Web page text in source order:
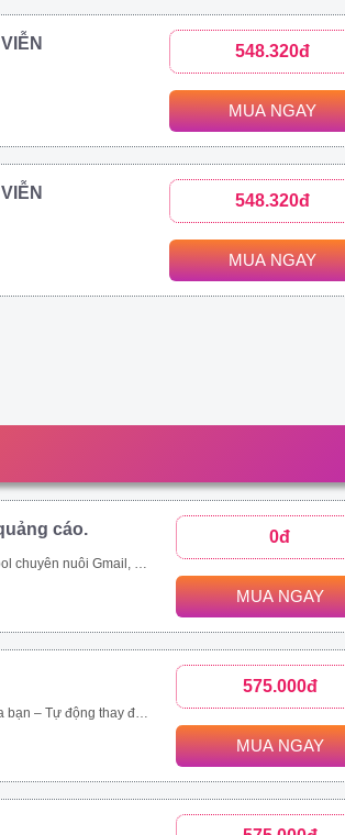
548.320đ
MUA NGAY
548.320đ
MUA NGAY
cáo.
gmail, auto nuôi mail, auto tạo tài khoản quảng cáo, auto add thẻ, auto kháng....
0đ
MUA NGAY
demo : https://drive.google.com/drive/folders/1tPeGf4iXaQ1i7g7s_LQQlKB9Qcmt_-Cm
575.000đ
MUA NGAY